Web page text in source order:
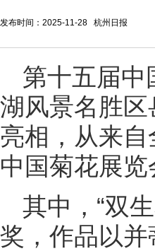
发布时间：2025-11-28 杭州日报
第十五届中
湖风景名胜
亮相，从来
中国菊花展
其中，“双
奖，作品以